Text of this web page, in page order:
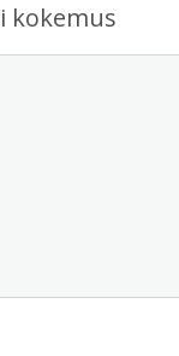
kokemus